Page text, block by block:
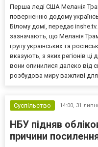
Перша леді США Меланія
поверненню додому
Білому домі, передає
зазначають, що Меланія
групу українських та
вказують, з яких регіонів ці
вони опинилися далеко від
розбудова миру важливі для
Суспільство 14:00, 31
НБУ підняв
причини